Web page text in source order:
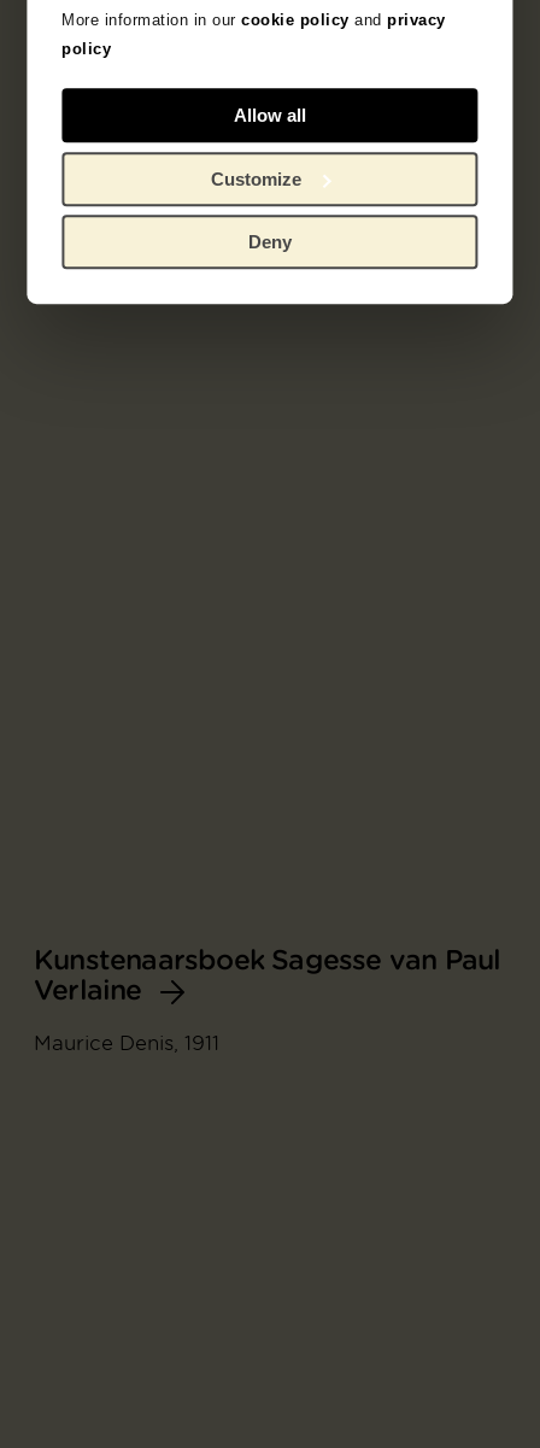
More information in ourcookie policy andprivacy
policy
Allow all
Customize
Deny
Onderdeel van
Serie proefdrukken voor het
kunstenaarsboek Sagesse
Gerelateerde werken
Kunstenaarsboek Sagesse van Paul
Verlaine
Maurice Denis, 1911